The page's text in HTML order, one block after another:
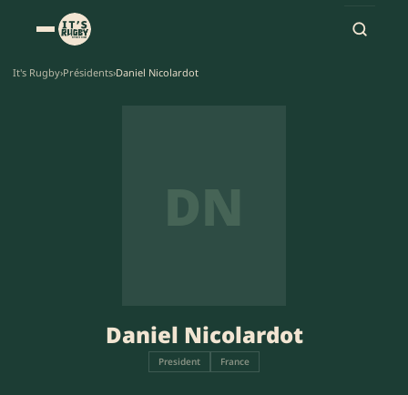
It's Rugby›Présidents›Daniel Nicolardot
DN
Daniel Nicolardot
President France